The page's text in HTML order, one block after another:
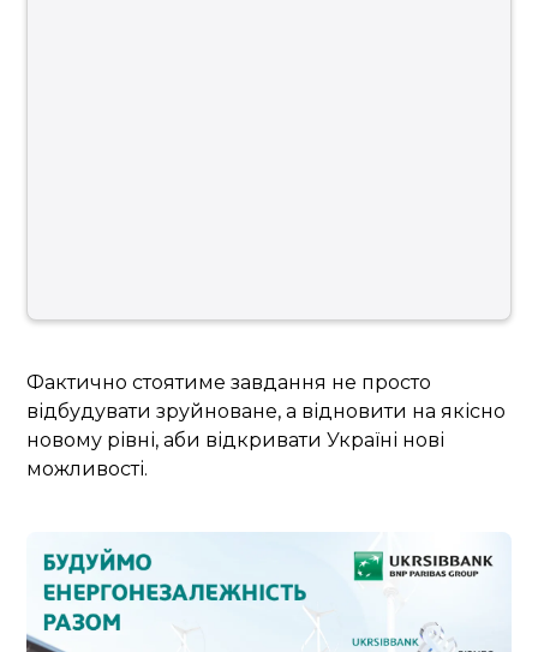
Фактично стоятиме завдання не просто
відбудувати зруйноване, а відновити на якісно
новому рівні, аби відкривати Україні нові
можливості.